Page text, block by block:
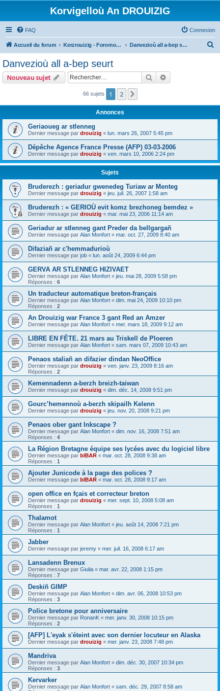
Korvigelloù An DROUIZIG
FAQ Connexion
Accueil du forum Kerzrouizig - Foromoù An Drouizig Danvezioù all a-bep seurt
e
Danvezioù all a-bep seurt
Nouveau sujet Rechercher
66 sujets 1 2
Annonces
Geriaoueg ar stlenneg
Dernier message par drouizig « lun. mars 26, 2007 5:45 pm
Dépêche Agence France Presse (AFP) 03-03-2006
Dernier message par drouizig « ven. mars 10, 2006 2:24 pm
Sujets
Bruderezh : geriadur gwenedeg Turiaw ar Menteg
Dernier message par drouizig « jeu. juil. 26, 2007 1:58 am
Bruderezh : « GERIOÙ evit komz brezhoneg bemdez »
Dernier message par drouizig « mar. mai 23, 2006 11:14 am
Geriadur ar stlenneg gant Preder da bellgargañ
Dernier message par Alan Monfort « mar. oct. 27, 2009 8:40 am
Difaziañ ar c'hemmadurioù
Dernier message par job « lun. août 24, 2009 6:44 pm
GERVA AR STLENNEG HIZIVAET
Dernier message par Alan Monfort « jeu. mai 28, 2009 5:58 pm
Réponses : 6
Un traducteur automatique breton-français
Dernier message par Alan Monfort « dim. mai 24, 2009 10:10 pm
Réponses : 2
An Drouizig war France 3 gant Red an Amzer
Dernier message par Alan Monfort « mer. mars 18, 2009 9:12 am
LIBRE EN FÊTE. 21 mars au Triskell de Ploeren
Dernier message par Alan Monfort « sam. mars 07, 2009 10:43 am
Penaos staliañ an difazier dindan NeoOffice
Dernier message par drouizig « ven. janv. 23, 2009 8:16 am
Réponses : 2
Kemennadenn a-berzh breizh-taiwan
Dernier message par drouizig « dim. déc. 14, 2008 9:51 pm
Gourc’hemennoù a-berzh skipailh Kelenn
Dernier message par drouizig « jeu. nov. 20, 2008 9:21 pm
Penaos ober gant Inkscape ?
Dernier message par Alan Monfort « dim. nov. 16, 2008 7:51 am
Réponses : 4
La Région Bretagne équipe ses lycées avec du logiciel libre
Dernier message par bIBAR « mar. oct. 28, 2008 9:38 am
Réponses : 1
Ajouter Junicode à la page des polices ?
Dernier message par bIBAR « mar. oct. 28, 2008 9:17 am
open office en fçais et correcteur breton
Dernier message par drouizig « mer. sept. 10, 2008 5:08 am
Réponses : 1
Thalamot
Dernier message par Alan Monfort « jeu. août 14, 2008 7:21 pm
Réponses : 1
Jabber
Dernier message par jeremy « mer. juil. 16, 2008 6:17 am
Lansadenn Brenux
Dernier message par Giulia « mar. avr. 22, 2008 1:15 pm
Réponses : 7
Deskiñ GIMP
Dernier message par Alan Monfort « dim. avr. 06, 2008 10:53 pm
Réponses : 3
Police bretone pour anniversaire
Dernier message par RonanK « mer. janv. 30, 2008 10:15 pm
Réponses : 2
[AFP] L'eyak s'éteint avec son dernier locuteur en Alaska
Dernier message par drouizig « mer. janv. 23, 2008 7:48 pm
Mandriva
Dernier message par Alan Monfort « dim. déc. 30, 2007 10:34 pm
Réponses : 3
Kervarker
Dernier message par Alan Monfort « sam. déc. 29, 2007 8:58 am